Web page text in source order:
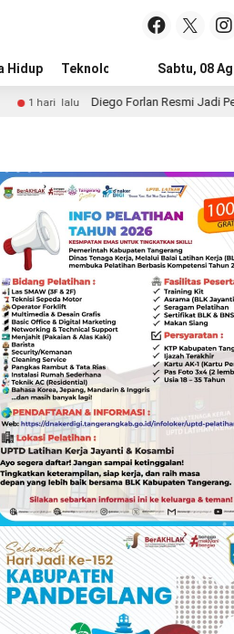
Hidup Teknologi Advertorial
Sabtu, 08
Forlan Resmi Jadi Pelatih Timnas